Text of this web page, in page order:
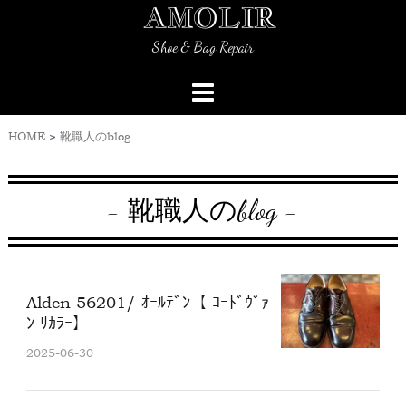
AMOLIR
Shoe & Bag Repair
HOME> 靴職人のblog
- 靴職人のblog -
Alden 56201/ ｵｰﾙﾃﾞﾝ【 ｺｰﾄﾞｳﾞｧ
ﾝ ﾘｶﾗｰ】
2025-06-30